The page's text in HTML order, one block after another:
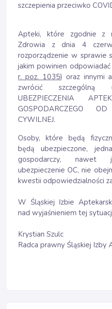
szczepienia przeciwko
Apteki, które zgodnie z
Zdrowia z dnia 4
rozporządzenie w sprawie
jakim powinien
r. poz. 1035) oraz innymi
zwrócić
UBEZPIECZENIA
GOSPODARCZEGO
CYWILNEJ.
Osoby, które będą
będą ubezpieczone,
gospodarczy, nawet
ubezpieczenie OC, nie
kwestii odpowiedzialności
W Śląskiej Izbie
nad wyjaśnieniem tej
Krystian Szulc
Radca prawny Śląskiej Izby